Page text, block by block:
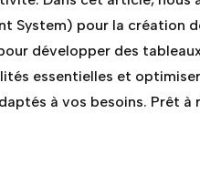
System) pour la création
développer des
essentielles et
à vos besoins. Prêt